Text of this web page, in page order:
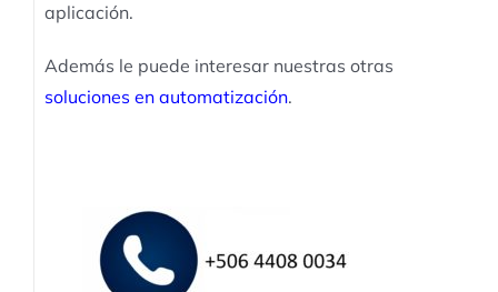
aplicación.
Además le puede interesar nuestras otras
soluciones en automatización.